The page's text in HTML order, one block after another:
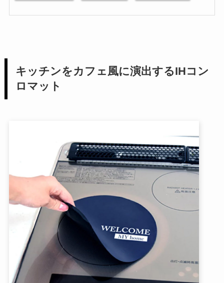
キッチンをカフェ風に演出するIHコン
ロマット